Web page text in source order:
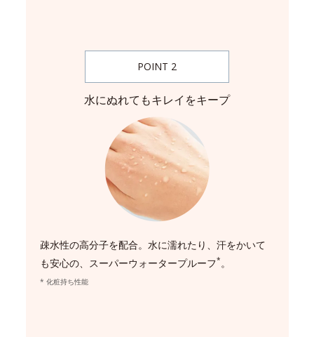
POINT 2
水にぬれてもキレイをキープ
疎水性の高分子を配合。水に濡れたり、汗をかいて
も安心の、スーパーウォータープルーフ* 。
* 化粧持ち性能